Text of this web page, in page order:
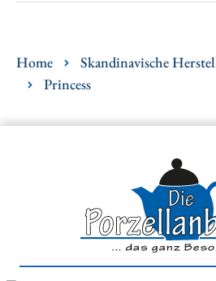
Home Skandinavische
Princess